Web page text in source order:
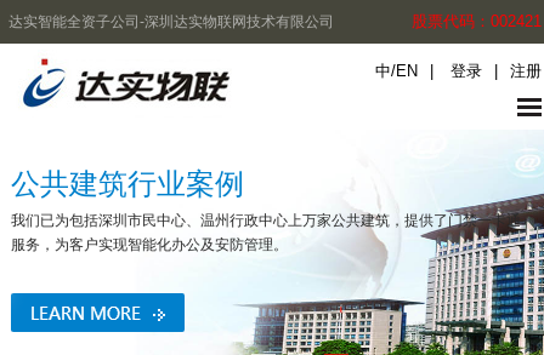
达实智能全资子公司-深圳达实物联网技术有限公司 股票代码：002421
中/EN 登录 注册
公共建筑行业案例
我们已为包括深圳市民中心、温州行政中心上万家公共建筑，提供了门禁一卡通
服务，为客户实现智能化办公及安防管理。